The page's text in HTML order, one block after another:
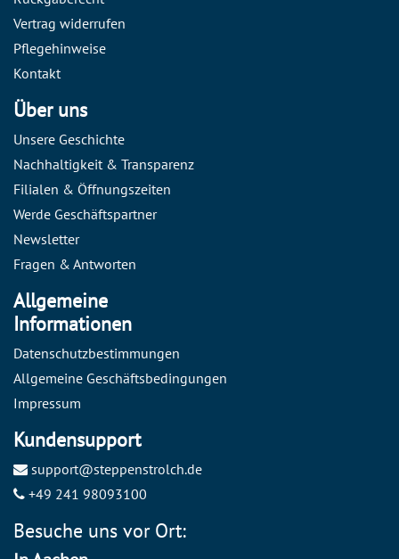
Besuche uns vor Ort:
Vertrag widerrufen
Pflegehinweise
Kontakt
Über uns
Unsere Geschichte
Nachhaltigkeit & Transparenz
Filialen & Öffnungszeiten
Werde Geschäftspartner
Newsletter
Fragen & Antworten
Allgemeine
Informationen
Datenschutzbestimmungen
Allgemeine Geschäftsbedingungen
Impressum
Kundensupport
support@steppenstrolch.de
+49 241 98093100